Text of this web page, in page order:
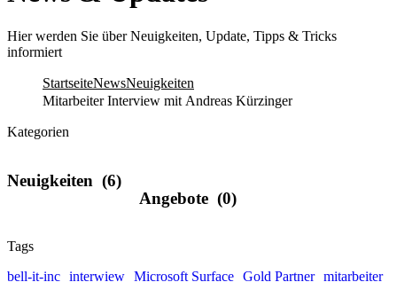
Hier werden Sie über Neuigkeiten, Update, Tipps & Tricks
informiert
StartseiteNewsNeuigkeiten
Mitarbeiter Interview mit Andreas Kürzinger
Kategorien
Neuigkeiten (6)
Angebote (0)
Tags
bell-it-inc interwiew Microsoft Surface Gold Partner mitarbeiter